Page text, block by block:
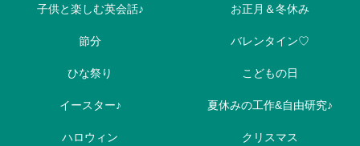
子供と楽しむ英会話♪ お正月＆冬休み
節分 バレンタイン♡
ひな祭り こどもの日
イースター♪ 夏休みの工作&自由研究♪
ハロウィン クリスマス